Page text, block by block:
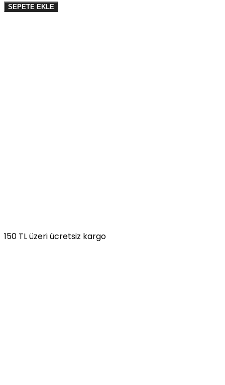
SEPETE EKLE
150 TL üzeri ücretsiz kargo